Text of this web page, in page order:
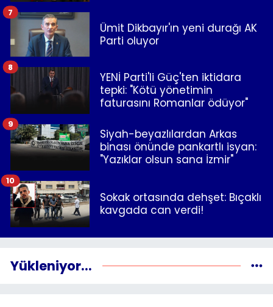
Ümit Dikbayır'ın yeni durağı AK
Parti oluyor
7
YENİ Parti'li Güç'ten iktidara
tepki: "Kötü yönetimin
faturasını Romanlar ödüyor"
8
Siyah-beyazlılardan Arkas
binası önünde pankartlı isyan:
"Yazıklar olsun sana İzmir"
9
Sokak ortasında dehşet: Bıçaklı
kavgada can verdi!
10
Yükleniyor...